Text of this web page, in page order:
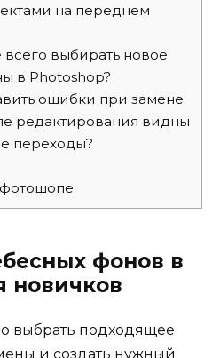
на переднем
всего выбирать новое
в Photoshop?
ошибки при замене
редактирования видны
переходы?
фонов в
новичков
выбрать подходящее
и создать нужный